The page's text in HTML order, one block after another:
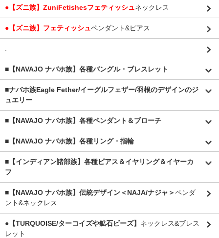
●【ズニ族】ZuniFetishesフェティッシュネックレス
●【ズニ族】フェティッシュペンダント&ピアス
■【NAVAJO ナバホ族】各種バングル・ブレスレット
■ナバホ族Eagle Fether/イーグルフェザー/羽根のデザインのジ
ュエリー
■【NAVAJO ナバホ族】各種ペンダント＆ブローチ
■【NAVAJO ナバホ族】各種リング・指輪
■【インディアン諸部族】各種ピアス＆イヤリング＆イヤーカ
フ
■【NAVAJO ナバホ族】伝統デザイン＜NAJA/ナジャ＞ペンダ
ント&ネックレス
●【TURQUOISE/ターコイズや鉱石ビーズ】 ネックレス&ブレス
レット